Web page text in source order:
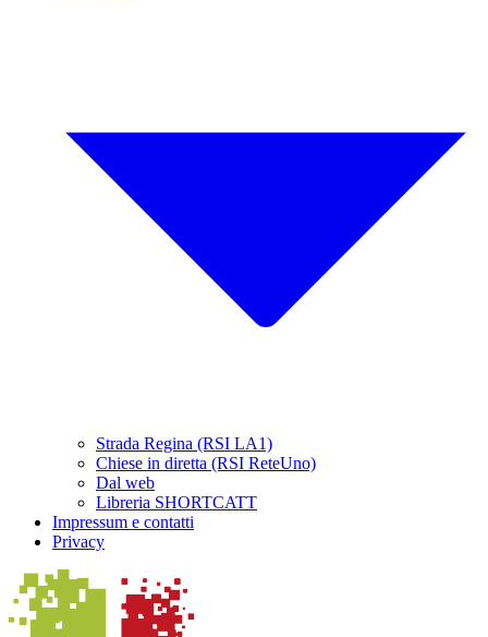
Strada Regina (RSI LA1)
Chiese in diretta (RSI ReteUno)
Dal web
Libreria SHORTCATT
Impressum e contatti
Privacy